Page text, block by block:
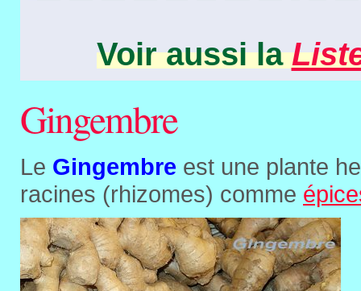
Voir aussi la
Gingembre
Le Gingembre est une plante
racines (rhizomes) comme